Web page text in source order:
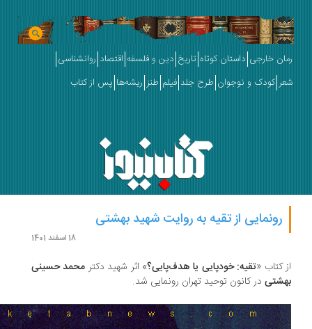
خارجی داستان کوتاه تاریخ دین و فلسفه اقتصاد روانشناسی
کودک و نوجوان طرح جلد فیلم طنز ریشه‌ها پس از کتاب
رونمایی از تقیه‌ به روایت شهید بهشتی
کتاب «تقیه: خودپایی یا هدف‌پایی؟» اثر شهید دکترمحمد حسینی
در کانون توحید تهران رونمایی شد.